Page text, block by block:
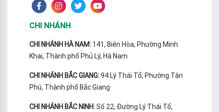
CHI NHÁNH
CHI NHÁNH HÀ NAM: 141, Biên Hòa, Phường Minh
Khai, Thành phố Phủ Lý, Hà Nam
CHI NHÁNH BẮC GIANG:94 Lý Thái Tổ, Phường Tân
Phú, Thành phố Bắc Giang
CHI NHÁNH BẮC NINH:Số 22, Đường Lý Thái Tổ,